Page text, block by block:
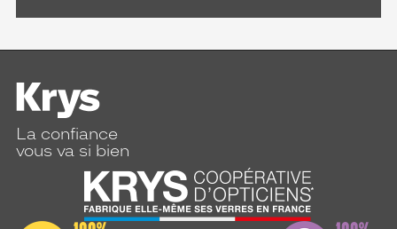
La confiance
vous va si bien